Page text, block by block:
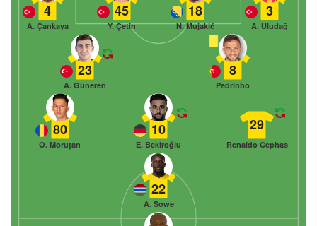
3
A. Uludağ
18
N. Mujakić
45
Y. Çetin
4
A. Çankaya
8
Pedrinho
23
A. Güneren
29
Renaldo Cephas
10
E. Bekiroğlu
80
O. Moruțan
22
A. Sowe